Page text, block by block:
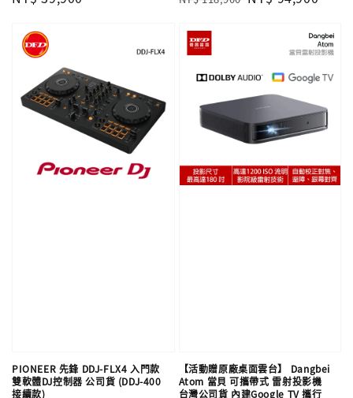
PIONEER 先鋒 DDJ-FLX4 入門款
雙軟體DJ控制器 公司貨 (DDJ-400
接續款)
【活動贈原廠桌面雲台】 Dangbei
Atom 當貝 可攜帶式 雷射投影機
台灣公司貨 內建Google TV 攜行